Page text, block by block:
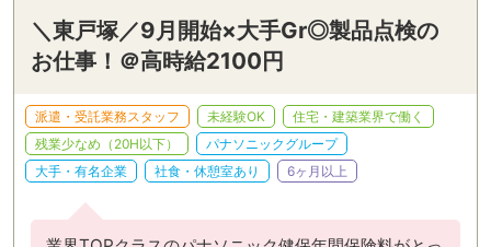
＼東戸塚／9月開始×大手Gr◎製品点検の
お仕事！＠高時給2100円
派遣・受託業務スタッフ 未経験OK
住宅・建築業界で働く
残業少なめ（20H以下）
パナソニックグループ
大手・有名企業
社食・休憩室あり 6ヶ月以上